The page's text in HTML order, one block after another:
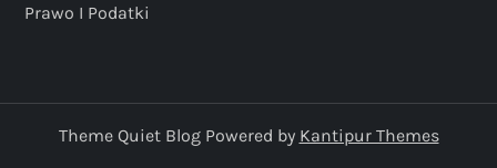
Prawo I Podatki
Theme Quiet Blog Powered by Kantipur Themes